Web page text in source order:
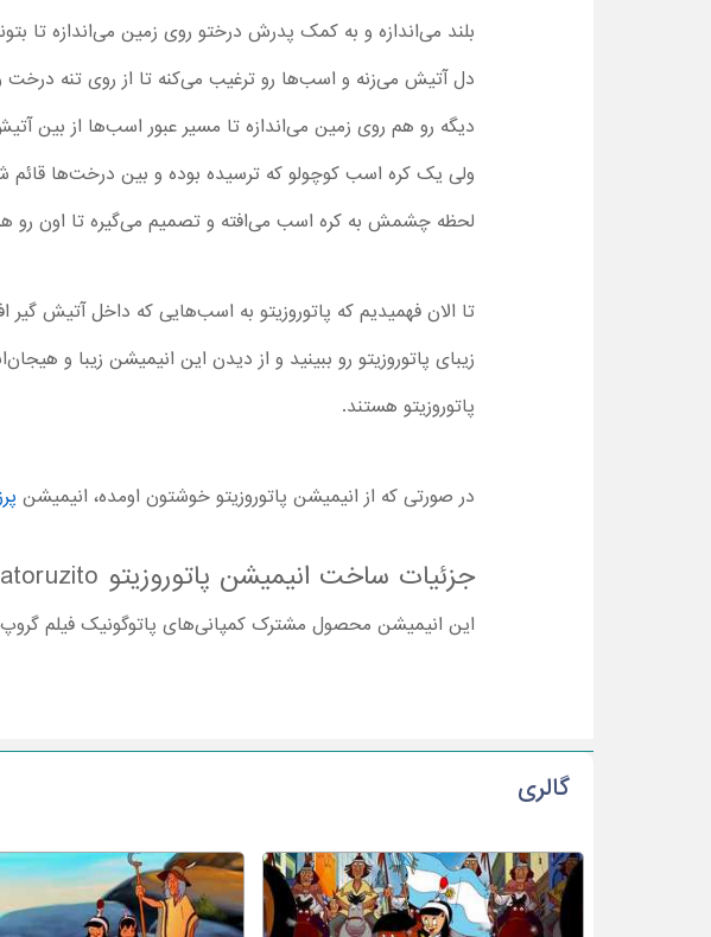
بلند می‌اندازه و به کمک پدرش درختو روی زمین می‌اندازه تا
دل آتیش می‌زنه و اسب‌ها رو ترغیب می‌کنه تا از روی تنه
دیگه رو هم روی زمین می‌اندازه تا مسیر عبور اسب‌ها از بین
ولی یک کره اسب کوچولو که ترسیده بوده و بین درخت‌ها قائم
لحظه چشمش به کره اسب می‌افته و تصمیم می‌گیره تا اون رو
تا الان فهمیدیم که پاتوروزیتو به اسب‌هایی که داخل آتیش
زیبای پاتوروزیتو رو ببینید و از دیدن این انیمیشن زیبا و
پاتوروزیتو هستند.
در صورتی که از انیمیشن پاتوروزیتو خوشتون اومده، انیمیشن
جزئیات ساخت انیمیشن پاتوروزیتو Patoruzito
این انیمیشن محصول مشترک کمپانی‌های‌ پاتوگونیک فیلم گروپ،
گالری